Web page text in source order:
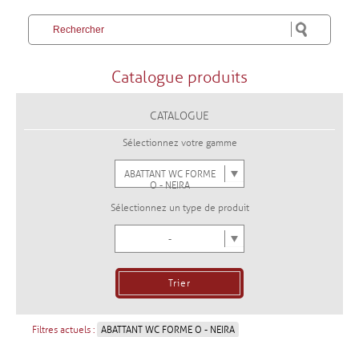
Catalogue produits
CATALOGUE
Sélectionnez votre gamme
ABATTANT WC FORME
O - NEIRA
Sélectionnez un type de produit
-
Filtres actuels : ABATTANT WC FORME O - NEIRA